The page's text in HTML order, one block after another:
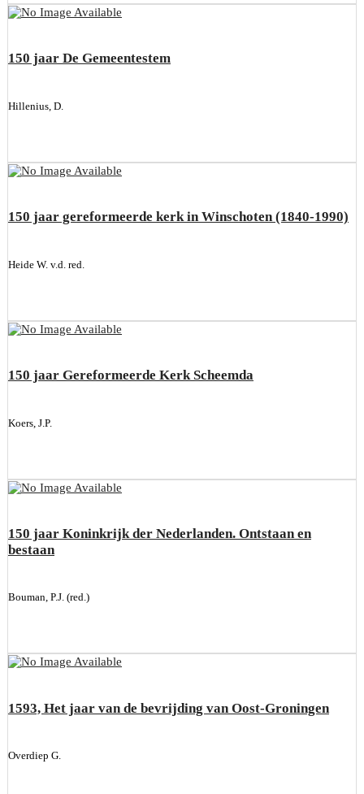
150 jaar De Gemeentestem
Hillenius, D.
150 jaar gereformeerde kerk in Winschoten (1840-1990)
Heide W. v.d. red.
150 jaar Gereformeerde Kerk Scheemda
Koers, J.P.
150 jaar Koninkrijk der Nederlanden. Ontstaan en
bestaan
Bouman, P.J. (red.)
1593, Het jaar van de bevrijding van Oost-Groningen
Overdiep G.